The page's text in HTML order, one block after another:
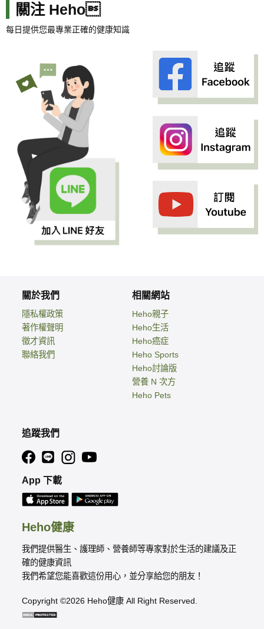
關注 Heho
每日提供您最專業正確的健康知識
Heho健康
我們提供醫生、護理師、營養師等專家對於生活的建議及正
確的健康資訊
我們希望您能喜歡這份用心，並分享給您的朋友！
Copyright ©2026 Heho健康 All Right Reserved.
關於我們
隱私權政策
著作權聲明
徵才資訊
聯絡我們
相關網站
Heho親子
Heho生活
Heho癌症
Heho Sports
Heho討論版
營養 N 次方
Heho Pets
追蹤我們
App 下載